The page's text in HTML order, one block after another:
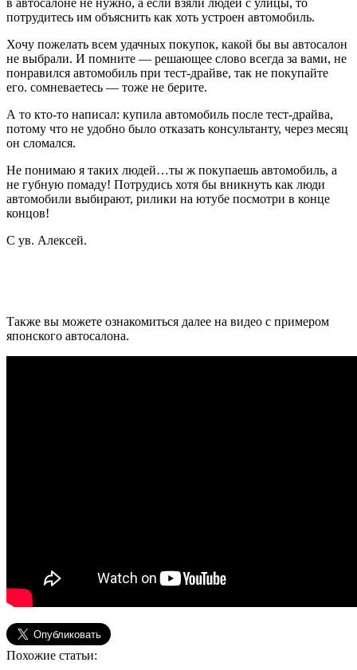
потрудитесь им объяснить как хоть устроен автомобиль.
Хочу пожелать всем удачных покупок, какой бы вы автосалон
не выбрали. И помните — решающее слово всегда за вами, не
понравился автомобиль при тест-драйве, так не покупайте
его. сомневаетесь — тоже не берите.
А то кто-то написал: купила автомобиль после тест-драйва,
потому что не удобно было отказать консультанту, через месяц
он сломался.
Не понимаю я таких людей…ты ж покупаешь автомобиль, а
не губную помаду! Потрудись хотя бы вникнуть как люди
автомобили выбирают, рилики на ютубе посмотри в конце
концов!
С ув. Алексей.
Также вы можете ознакомиться далее на видео с примером
японского автосалона.
Похожие статьи: